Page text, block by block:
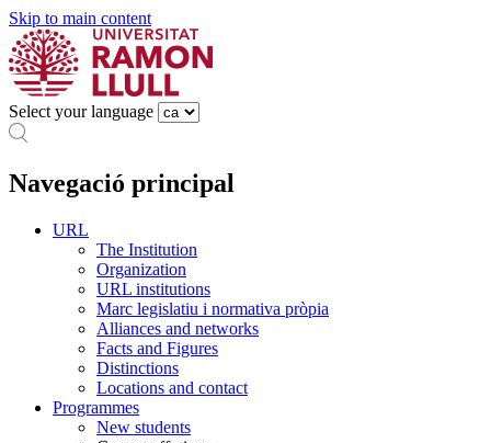
Skip to main content
Select your language
Navegació principal
URL
The Institution
Organization
URL institutions
Marc legislatiu i normativa pròpia
Alliances and networks
Facts and Figures
Distinctions
Locations and contact
Programmes
New students